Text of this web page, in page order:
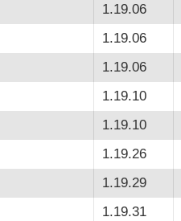
1.19.06
1.19.06
1.19.06
1.19.10
1.19.10
1.19.26
1.19.29
1.19.31